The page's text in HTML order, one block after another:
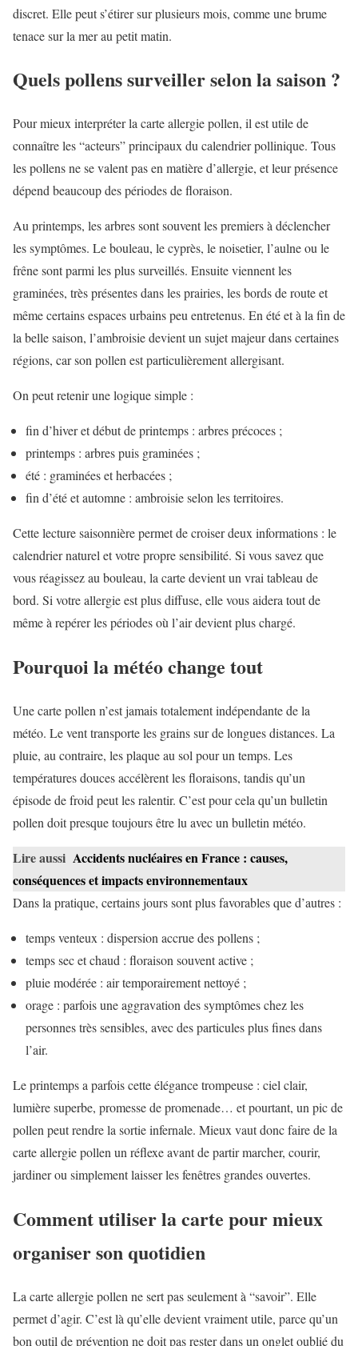
discret. Elle peut s’étirer sur plusieurs mois, comme une brume
tenace sur la mer au petit matin.
Quels pollens surveiller selon la saison ?
Pour mieux interpréter la carte allergie pollen, il est utile de
connaître les “acteurs” principaux du calendrier pollinique. Tous
les pollens ne se valent pas en matière d’allergie, et leur présence
dépend beaucoup des périodes de floraison.
Au printemps, les arbres sont souvent les premiers à déclencher
les symptômes. Le bouleau, le cyprès, le noisetier, l’aulne ou le
frêne sont parmi les plus surveillés. Ensuite viennent les
graminées, très présentes dans les prairies, les bords de route et
même certains espaces urbains peu entretenus. En été et à la fin de
la belle saison, l’ambroisie devient un sujet majeur dans certaines
régions, car son pollen est particulièrement allergisant.
On peut retenir une logique simple :
fin d’hiver et début de printemps : arbres précoces ;
printemps : arbres puis graminées ;
été : graminées et herbacées ;
fin d’été et automne : ambroisie selon les territoires.
Cette lecture saisonnière permet de croiser deux informations : le
calendrier naturel et votre propre sensibilité. Si vous savez que
vous réagissez au bouleau, la carte devient un vrai tableau de
bord. Si votre allergie est plus diffuse, elle vous aidera tout de
même à repérer les périodes où l’air devient plus chargé.
Pourquoi la météo change tout
Une carte pollen n’est jamais totalement indépendante de la
météo. Le vent transporte les grains sur de longues distances. La
pluie, au contraire, les plaque au sol pour un temps. Les
températures douces accélèrent les floraisons, tandis qu’un
épisode de froid peut les ralentir. C’est pour cela qu’un bulletin
pollen doit presque toujours être lu avec un bulletin météo.
Lire aussi Accidents nucléaires en France : causes,
conséquences et impacts environnementaux
Dans la pratique, certains jours sont plus favorables que d’autres :
temps venteux : dispersion accrue des pollens ;
temps sec et chaud : floraison souvent active ;
pluie modérée : air temporairement nettoyé ;
orage : parfois une aggravation des symptômes chez les
personnes très sensibles, avec des particules plus fines dans
l’air.
Le printemps a parfois cette élégance trompeuse : ciel clair,
lumière superbe, promesse de promenade… et pourtant, un pic de
pollen peut rendre la sortie infernale. Mieux vaut donc faire de la
carte allergie pollen un réflexe avant de partir marcher, courir,
jardiner ou simplement laisser les fenêtres grandes ouvertes.
Comment utiliser la carte pour mieux
organiser son quotidien
La carte allergie pollen ne sert pas seulement à “savoir”. Elle
permet d’agir. C’est là qu’elle devient vraiment utile, parce qu’un
bon outil de prévention ne doit pas rester dans un onglet oublié du